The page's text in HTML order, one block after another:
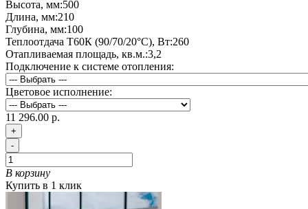
Высота, мм:500
Длина, мм:210
Глубина, мм:100
Теплоотдача Т60К (90/70/20°C), Вт:260
Отапливаемая площадь, кв.м.:3,2
Подключение к системе отопления:
Цветовое исполнение:
11 296.00 р.
+
-
В корзину
Купить в 1 клик